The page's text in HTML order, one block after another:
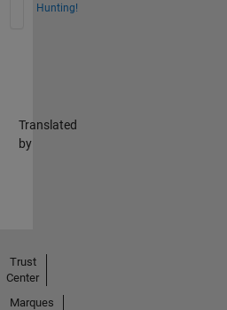
Hunting!
Translated
by
Trust
Center
Marques